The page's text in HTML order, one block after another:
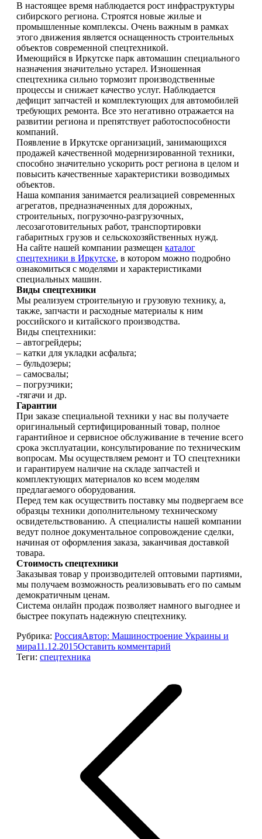
В настоящее время наблюдается рост инфраструктуры
сибирского региона. Строятся новые жилые и
промышленные комплексы. Очень важным в рамках
этого движения является оснащенность строительных
объектов современной спецтехникой.
Имеющийся в Иркутске парк автомашин специального
назначения значительно устарел. Изношенная
спецтехника сильно тормозит производственные
процессы и снижает качество услуг. Наблюдается
дефицит запчастей и комплектующих для автомобилей
требующих ремонта. Все это негативно отражается на
развитии региона и препятствует работоспособности
компаний.
Появление в Иркутске организаций, занимающихся
продажей качественной модернизированной техники,
способно значительно ускорить рост региона в целом и
повысить качественные характеристики возводимых
объектов.
Наша компания занимается реализацией современных
агрегатов, предназначенных для дорожных,
строительных, погрузочно-разгрузочных,
лесозаготовительных работ, транспортировки
габаритных грузов и сельскохозяйственных нужд.
На сайте нашей компании размещен каталог
спецтехники в Иркутске, в котором можно подробно
ознакомиться с моделями и характеристиками
специальных машин.
Виды спецтехники
Мы реализуем строительную и грузовую технику, а,
также, запчасти и расходные материалы к ним
российского и китайского производства.
Виды спецтехники:
– автогрейдеры;
– катки для укладки асфальта;
– бульдозеры;
– самосвалы;
– погрузчики;
-тягачи и др.
Гарантии
При заказе специальной техники у нас вы получаете
оригинальный сертифицированный товар, полное
гарантийное и сервисное обслуживание в течение всего
срока эксплуатации, консультирование по техническим
вопросам. Мы осуществляем ремонт и ТО спецтехники
и гарантируем наличие на складе запчастей и
комплектующих материалов ко всем моделям
предлагаемого оборудования.
Перед тем как осуществить поставку мы подвергаем все
образцы техники дополнительному техническому
освидетельствованию. А специалисты нашей компании
ведут полное документальное сопровождение сделки,
начиная от оформления заказа, заканчивая доставкой
товара.
Стоимость спецтехники
Заказывая товар у производителей оптовыми партиями,
мы получаем возможность реализовывать его по самым
демократичным ценам.
Система онлайн продаж позволяет намного выгоднее и
быстрее покупать надежную спецтехнику.
Рубрика: РоссияАвтор: Машиностроение Украины и
мира11.12.2015Оставить комментарий
Теги: спецтехника